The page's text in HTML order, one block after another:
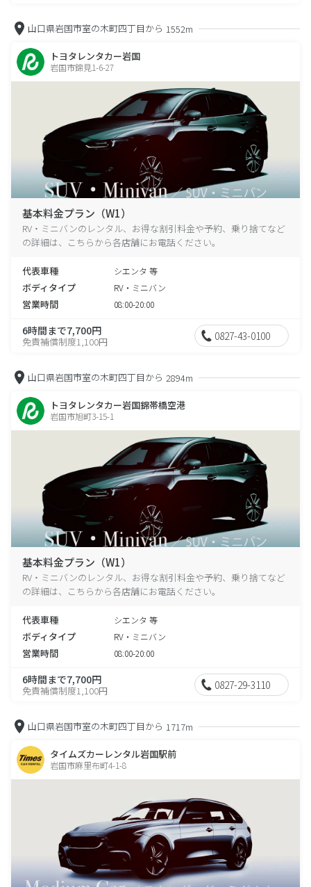
山口県岩国市室の木町四丁目から 1552m
トヨタレンタカー岩国
岩国市錦見1-6-27
基本料金プラン（W1）
RV・ミニバンのレンタル、お得な割引料金や予約、乗り捨てなど
の詳細は、こちらから各店舗にお電話ください。
代表車種 シエンタ 等
ボディタイプ RV・ミニバン
営業時間 08:00-20:00
6時間まで7,700円
免責補償制度1,100円 0827-43-0100
山口県岩国市室の木町四丁目から 2894m
トヨタレンタカー岩国錦帯橋空港
岩国市旭町3-15-1
基本料金プラン（W1）
RV・ミニバンのレンタル、お得な割引料金や予約、乗り捨てなど
の詳細は、こちらから各店舗にお電話ください。
代表車種 シエンタ 等
ボディタイプ RV・ミニバン
営業時間 08:00-20:00
6時間まで7,700円
免責補償制度1,100円 0827-29-3110
山口県岩国市室の木町四丁目から 1717m
タイムズカーレンタル岩国駅前
岩国市麻里布町4-1-8